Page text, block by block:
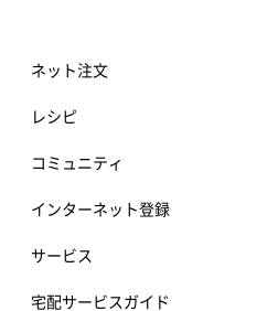
ネット注文
レシピ
コミュニティ
インターネット登録
サービス
宅配サービスガイド